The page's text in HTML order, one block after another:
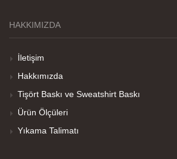
Her sey iyi ama baskı
soluk
HAKKIMIZDA
İletişim
Hakkımızda
Tişört Baskı ve Sweatshirt Baskı
Ürün Ölçüleri
Yıkama Talimatı